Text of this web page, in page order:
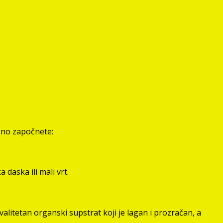
započnete:
daska ili mali vrt.
organski supstrat koji je lagan i prozračan, a